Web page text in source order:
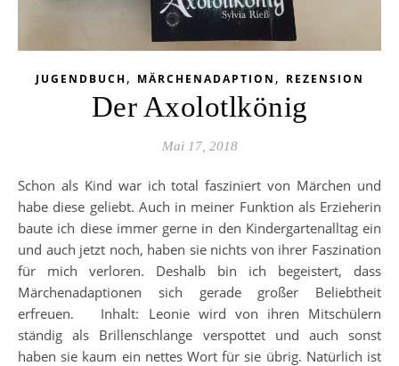
JUGENDBUCH, MÄRCHENADAPTION , REZENSION
Der Axolotlkönig
Mai 17, 2018
Schon als Kind war ich total fasziniert von Märchen und
habe diese geliebt. Auch in meiner Funktion als Erzieherin
baute ich diese immer gerne in den Kindergartenalltag ein
und auch jetzt noch, haben sie nichts von ihrer Faszination
für mich verloren. Deshalb bin ich begeistert, dass
Märchenadaptionen sich gerade großer Beliebtheit
erfreuen. Inhalt: Leonie wird von ihren Mitschülern
ständig als Brillenschlange verspottet und auch sonst
haben sie kaum ein nettes Wort für sie übrig. Natürlich ist